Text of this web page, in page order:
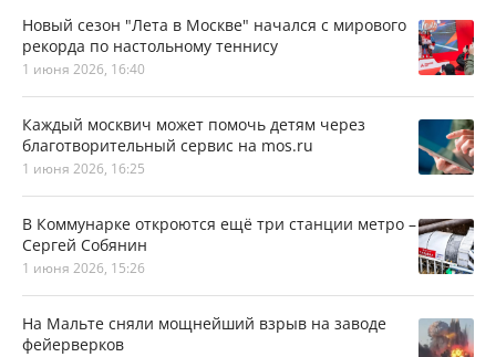
Новый сезон "Лета в Москве" начался с мирового
рекорда по настольному теннису
1 июня 2026, 16:40
Каждый москвич может помочь детям через
благотворительный сервис на mos.ru
1 июня 2026, 16:25
В Коммунарке откроются ещё три станции метро –
Сергей Собянин
1 июня 2026, 15:26
На Мальте сняли мощнейший взрыв на заводе
фейерверков